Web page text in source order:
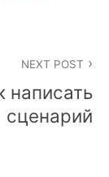
NEXT POST
написать
сценарий